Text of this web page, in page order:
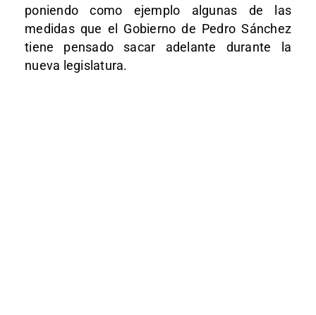
poniendo como ejemplo algunas de las
medidas que el Gobierno de Pedro Sánchez
tiene pensado sacar adelante durante la
nueva legislatura.